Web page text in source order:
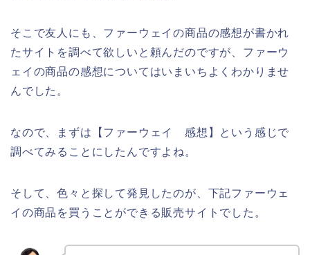
そこで友人にも、ファーウェイの商品の感想が書かれ
たサイトを調べて欲しいと頼んだのですが、ファーウ
ェイの商品の感想についてはいまいちよくわかりませ
んでした。
なので、まずは【ファーウェイ 感想】という感じで
調べてみることにしたんですよね。
そして、色々と探して発見したのが、下記ファーウェ
イの商品を買うことができる販売サイトでした。